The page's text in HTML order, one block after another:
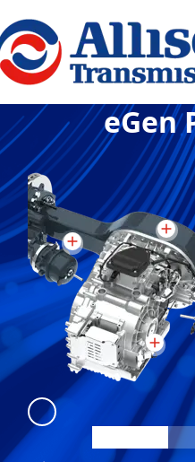
Go Home
eGen
eGen Power